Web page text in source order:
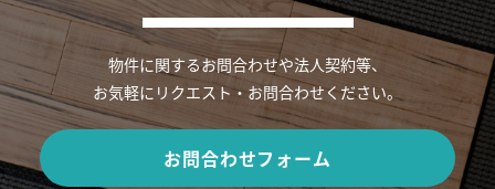
物件に関するお問合わせや法人契約等、
お気軽にリクエスト・お問合わせください。
お問合わせフォーム